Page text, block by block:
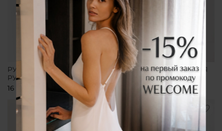
РУБАШКА С ДЛИННЫМ
РУКАВОМ ЧЕРНАЯ
16 450 ₽
РУБАШКА УДЛИНЕННАЯ
РОЗОВАЯ
16 450 ₽